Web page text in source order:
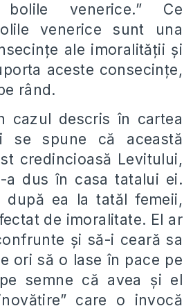
venerice.” Ce
venerice sunt una
ale imoralității și
aceste consecințe,
rând.
cazul descris în cartea
se spune că această
credincioasă Levitului,
a dus în casa tatalui ei.
după ea la tatăl femeii,
de imoralitate. El ar
și să-i ceară sa
ori să o lase în pace pe
semne că avea și el
care o invocă